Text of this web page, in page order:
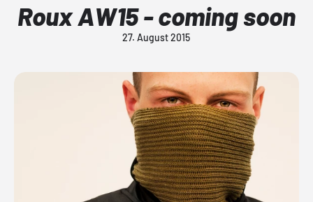
Roux AW15 - coming soon
27. August 2015